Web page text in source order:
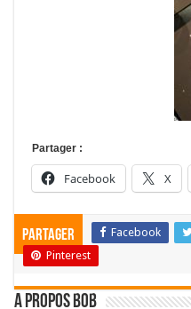
Partager :
Facebook X
Partager Facebook
Pinterest
A propos bOb